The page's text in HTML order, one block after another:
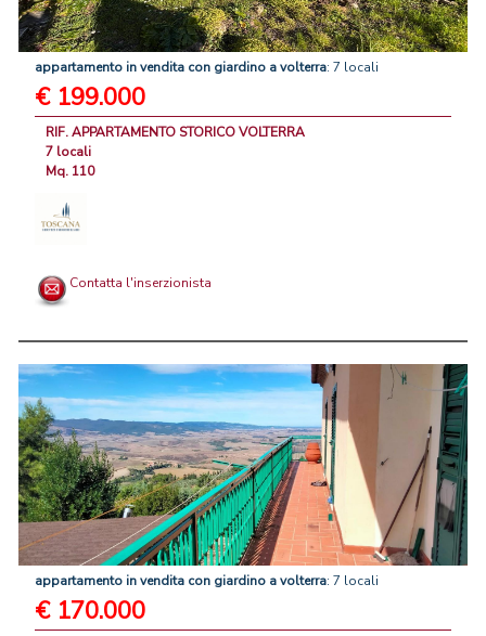
appartamento invendita con giardino avolterra: 7 locali
€ 199.000
RIF. APPARTAMENTO STORICO VOLTERRA
7 locali
Mq. 110
Contatta l'inserzionista
appartamento invendita con giardino avolterra: 7 locali
€ 170.000